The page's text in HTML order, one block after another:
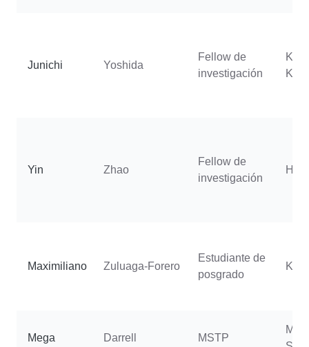
Junichi Yoshida
Fellow de
investigación
Yin Zhao
Fellow de
investigación
Maximiliano Zuluaga-Forero
Estudiante de
posgrado
Mega Darrell MSTP